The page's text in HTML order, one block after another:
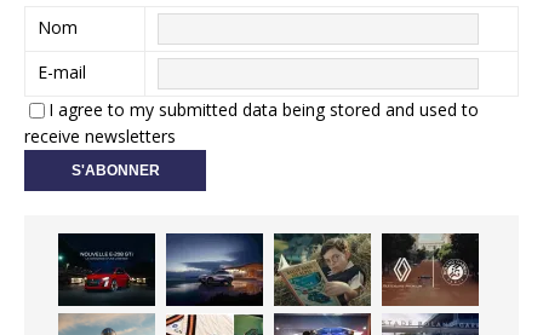
Nom
E-mail
I agree to my submitted data being stored and used to
receive newsletters